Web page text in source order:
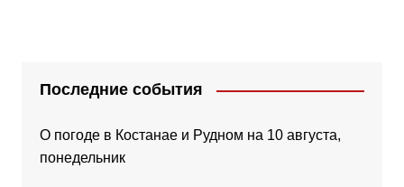
Последние события
О погоде в Костанае и Рудном на 10 августа,
понедельник